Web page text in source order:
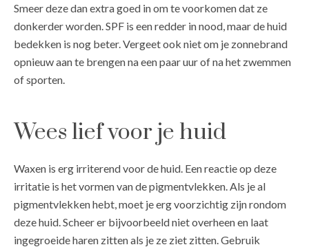
Smeer deze dan extra goed in om te voorkomen dat ze
donkerder worden. SPF is een redder in nood, maar de huid
bedekken is nog beter. Vergeet ook niet om je zonnebrand
opnieuw aan te brengen na een paar uur of na het zwemmen
of sporten.
Wees lief voor je huid
Waxen is erg irriterend voor de huid. Een reactie op deze
irritatie is het vormen van de pigmentvlekken. Als je al
pigmentvlekken hebt, moet je erg voorzichtig zijn rondom
deze huid. Scheer er bijvoorbeeld niet overheen en laat
ingegroeide haren zitten als je ze ziet zitten. Gebruik